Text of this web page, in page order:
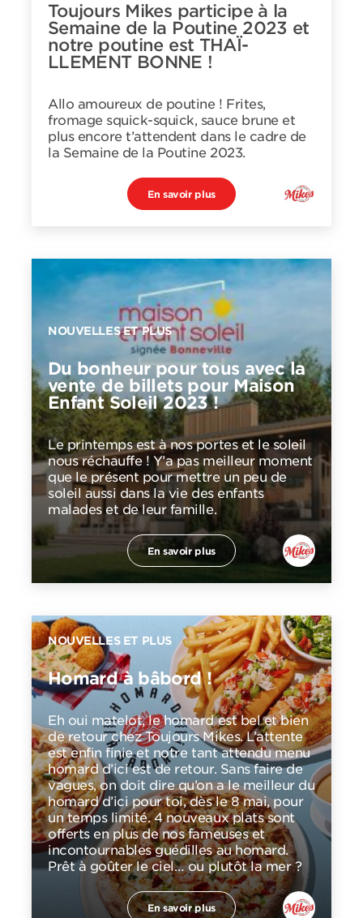
Toujours Mikes participe à la
Semaine de la Poutine 2023 et
notre poutine est THAÏ-
LLEMENT BONNE !
Allo amoureux de poutine ! Frites,
fromage squick-squick, sauce brune et
plus encore t’attendent dans le cadre de
la Semaine de la Poutine 2023.
En savoir plus
NOUVELLES ET PLUS
Du bonheur pour tous avec la
vente de billets pour Maison
Enfant Soleil 2023 !
Le printemps est à nos portes et le soleil
nous réchauffe ! Y’a pas meilleur moment
que le présent pour mettre un peu de
soleil aussi dans la vie des enfants
malades et de leur famille.
En savoir plus
NOUVELLES ET PLUS
Homard à bâbord !
Eh oui matelot, le homard est bel et bien
de retour chez Toujours Mikes. L’attente
est enfin finie et notre tant attendu menu
homard d’ici est de retour. Sans faire de
vagues, on doit dire qu’on a le meilleur du
homard d’ici pour toi, dès le 8 mai, pour
un temps limité. 4 nouveaux plats sont
offerts en plus de nos fameuses et
incontournables guédilles au homard.
Prêt à goûter le ciel… ou plutôt la mer ?
En savoir plus